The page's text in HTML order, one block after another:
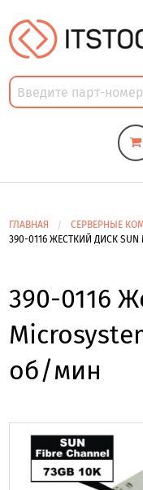
ГЛАВНАЯ СЕРВЕРНЫЕ
390-0116 ЖЕСТКИЙ ДИСК SUN
390-0116
об/мин